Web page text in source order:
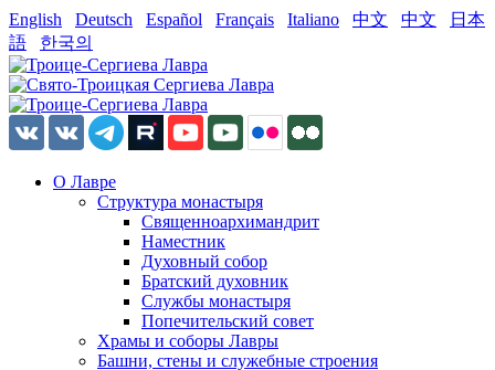
English Deutsch Español Français Italiano 中文 中文
日本
語
한국의
О Лавре
Структура монастыря
Священноархимандрит
Наместник
Духовный собор
Братский духовник
Службы монастыря
Попечительский совет
Храмы и соборы Лавры
Башни, стены и служебные строения